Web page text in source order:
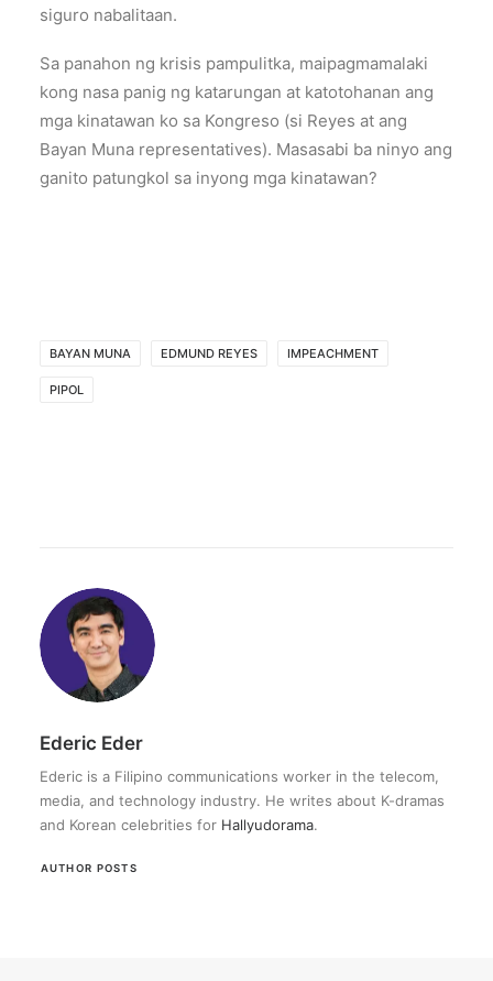
siguro nabalitaan.
Sa panahon ng krisis pampulitka, maipagmamalaki
kong nasa panig ng katarungan at katotohanan ang
mga kinatawan ko sa Kongreso (si Reyes at ang
Bayan Muna representatives). Masasabi ba ninyo ang
ganito patungkol sa inyong mga kinatawan?
BAYAN MUNA EDMUND REYES IMPEACHMENT
PIPOL
Ederic Eder
Ederic is a Filipino communications worker in the telecom,
media, and technology industry. He writes about K-dramas
and Korean celebrities for Hallyudorama.
AUTHOR POSTS